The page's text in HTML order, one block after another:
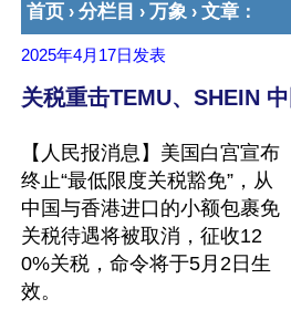
首页 › 分栏目 › 万象 › 文章 ：
2025年4月17日 发表
关税重击TEMU、SHEIN
【人民报消息】美国白宫宣布
终止“最低限度关税豁免”，从
中国与香港进口的小额包裹免
关税待遇将被取消，征收12
0%关税，命令将于5月2日生
效。